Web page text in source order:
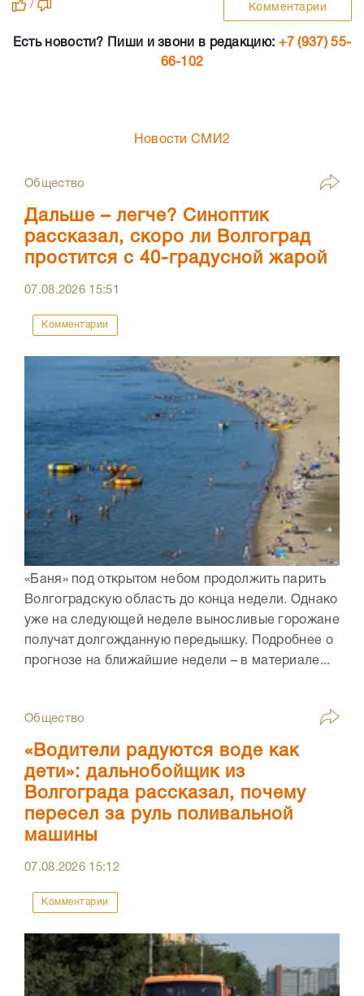
/ Комментарии
Есть новости? Пиши и звони в редакцию: +7 (937) 55-
66-102
Новости СМИ2
Общество
Дальше – легче? Синоптик
рассказал, скоро ли Волгоград
простится с 40-градусной жарой
07.08.2026 15:51
Комментарии
«Баня» под открытом небом продолжить парить
Волгоградскую область до конца недели. Однако
уже на следующей неделе выносливые горожане
получат долгожданную передышку. Подробнее о
прогнозе на ближайшие недели – в материале...
Общество
«Водители радуются воде как
дети»: дальнобойщик из
Волгограда рассказал, почему
пересел за руль поливальной
машины
07.08.2026 15:12
Комментарии